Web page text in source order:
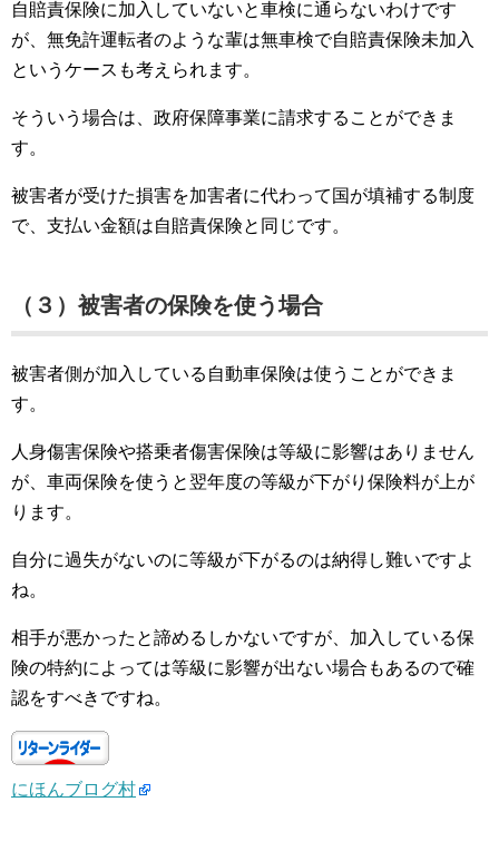
自賠責保険に加入していないと車検に通らないわけです
が、無免許運転者のような輩は無車検で自賠責保険未加入
というケースも考えられます。
そういう場合は、政府保障事業に請求することができま
す。
被害者が受けた損害を加害者に代わって国が填補する制度
で、支払い金額は自賠責保険と同じです。
（３）被害者の保険を使う場合
被害者側が加入している自動車保険は使うことができま
す。
人身傷害保険や搭乗者傷害保険は等級に影響はありません
が、車両保険を使うと翌年度の等級が下がり保険料が上が
ります。
自分に過失がないのに等級が下がるのは納得し難いですよ
ね。
相手が悪かったと諦めるしかないですが、加入している保
険の特約によっては等級に影響が出ない場合もあるので確
認をすべきですね。
にほんブログ村